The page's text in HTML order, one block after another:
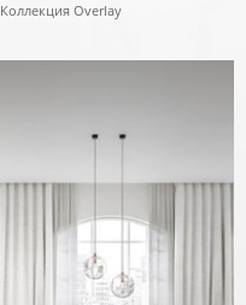
Коллекция Overlay